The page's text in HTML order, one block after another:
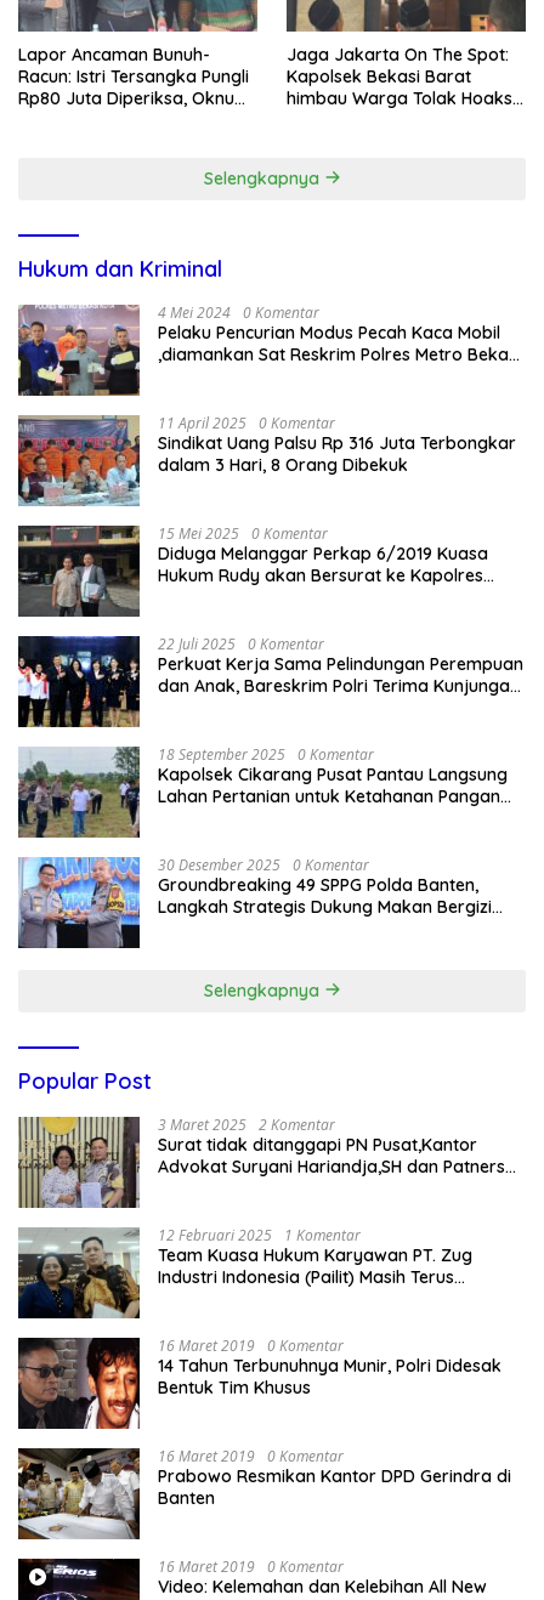
Lapor Ancaman Bunuh-
Racun: Istri Tersangka Pungli
Rp80 Juta Diperiksa, Oknum
Jaga Jakarta On The Spot:
Kapolsek Bekasi Barat
himbau Warga Tolak Hoaks
Selengkapnya
Hukum dan Kriminal
4 Mei 2024 0 Komentar
Pelaku Pencurian Modus Pecah Kaca Mobil
,diamankan Sat Reskrim Polres Metro Bekasi
11 April 2025 0 Komentar
Sindikat Uang Palsu Rp 316 Juta Terbongkar
dalam 3 Hari, 8 Orang Dibekuk
15 Mei 2025 0 Komentar
Diduga Melanggar Perkap 6/2019 Kuasa
Hukum Rudy akan Bersurat ke Kapolres
22 Juli 2025 0 Komentar
Perkuat Kerja Sama Pelindungan Perempuan
dan Anak, Bareskrim Polri Terima Kunjungan
18 September 2025 0 Komentar
Kapolsek Cikarang Pusat Pantau Langsung
Lahan Pertanian untuk Ketahanan Pangan
30 Desember 2025 0 Komentar
Groundbreaking 49 SPPG Polda Banten,
Langkah Strategis Dukung Makan Bergizi
Selengkapnya
Popular Post
3 Maret 2025 2 Komentar
Surat tidak ditanggapi PN Pusat,Kantor
Advokat Suryani Hariandja,SH dan Patners
12 Februari 2025 1 Komentar
Team Kuasa Hukum Karyawan PT. Zug
Industri Indonesia (Pailit) Masih Terus
16 Maret 2019 0 Komentar
14 Tahun Terbunuhnya Munir, Polri Didesak
Bentuk Tim Khusus
16 Maret 2019 0 Komentar
Prabowo Resmikan Kantor DPD Gerindra di
Banten
16 Maret 2019 0 Komentar
Video: Kelemahan dan Kelebihan All New